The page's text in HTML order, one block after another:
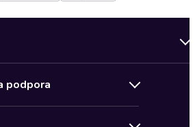
podpora